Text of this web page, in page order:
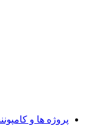
پروژه ها و